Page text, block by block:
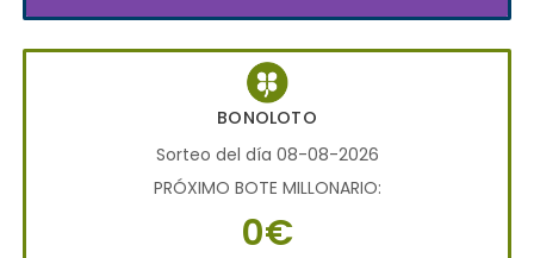
BONOLOTO
Sorteo del día 08-08-2026
PRÓXIMO BOTE MILLONARIO:
0€